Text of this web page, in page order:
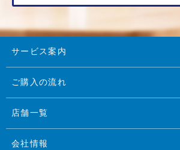
サービス案内
ご購入の流れ
店舗一覧
会社情報